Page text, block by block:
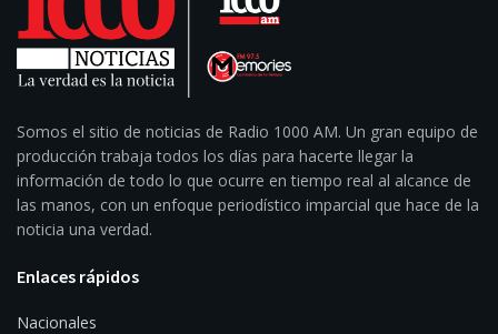
Somos el sitio de noticias de Radio 1000 AM. Un gran equipo de
producción trabaja todos los días para hacerte llegar la
información de todo lo que ocurre en tiempo real al alcance de
las manos, con un enfoque periodístico imparcial que hace de la
noticia una verdad.
Enlaces rápidos
Nacionales